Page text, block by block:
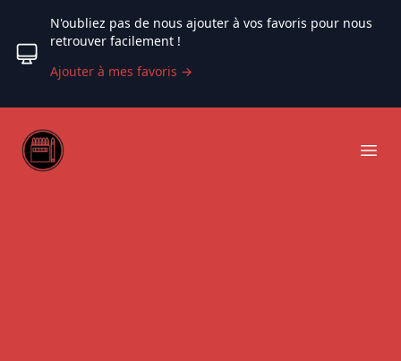
N'oubliez pas de nous ajouter à vos favoris pour nous
retrouver facilement !
Ajouter à mes favoris →
Web coloriage